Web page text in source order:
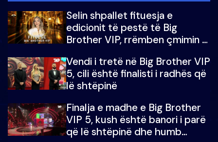
Selin shpallet fituesja e
edicionit të pestë të Big
Brother VIP, rrëmben çmimin e
Vendi i tretë në Big Brother VIP
5, cili është finalisti i radhës që
lë shtëpinë
Finalja e madhe e Big Brother
VIP 5, kush është banori i parë
që lë shtëpinë dhe humb